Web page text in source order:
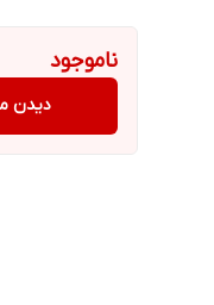
ناموجود
دیدن